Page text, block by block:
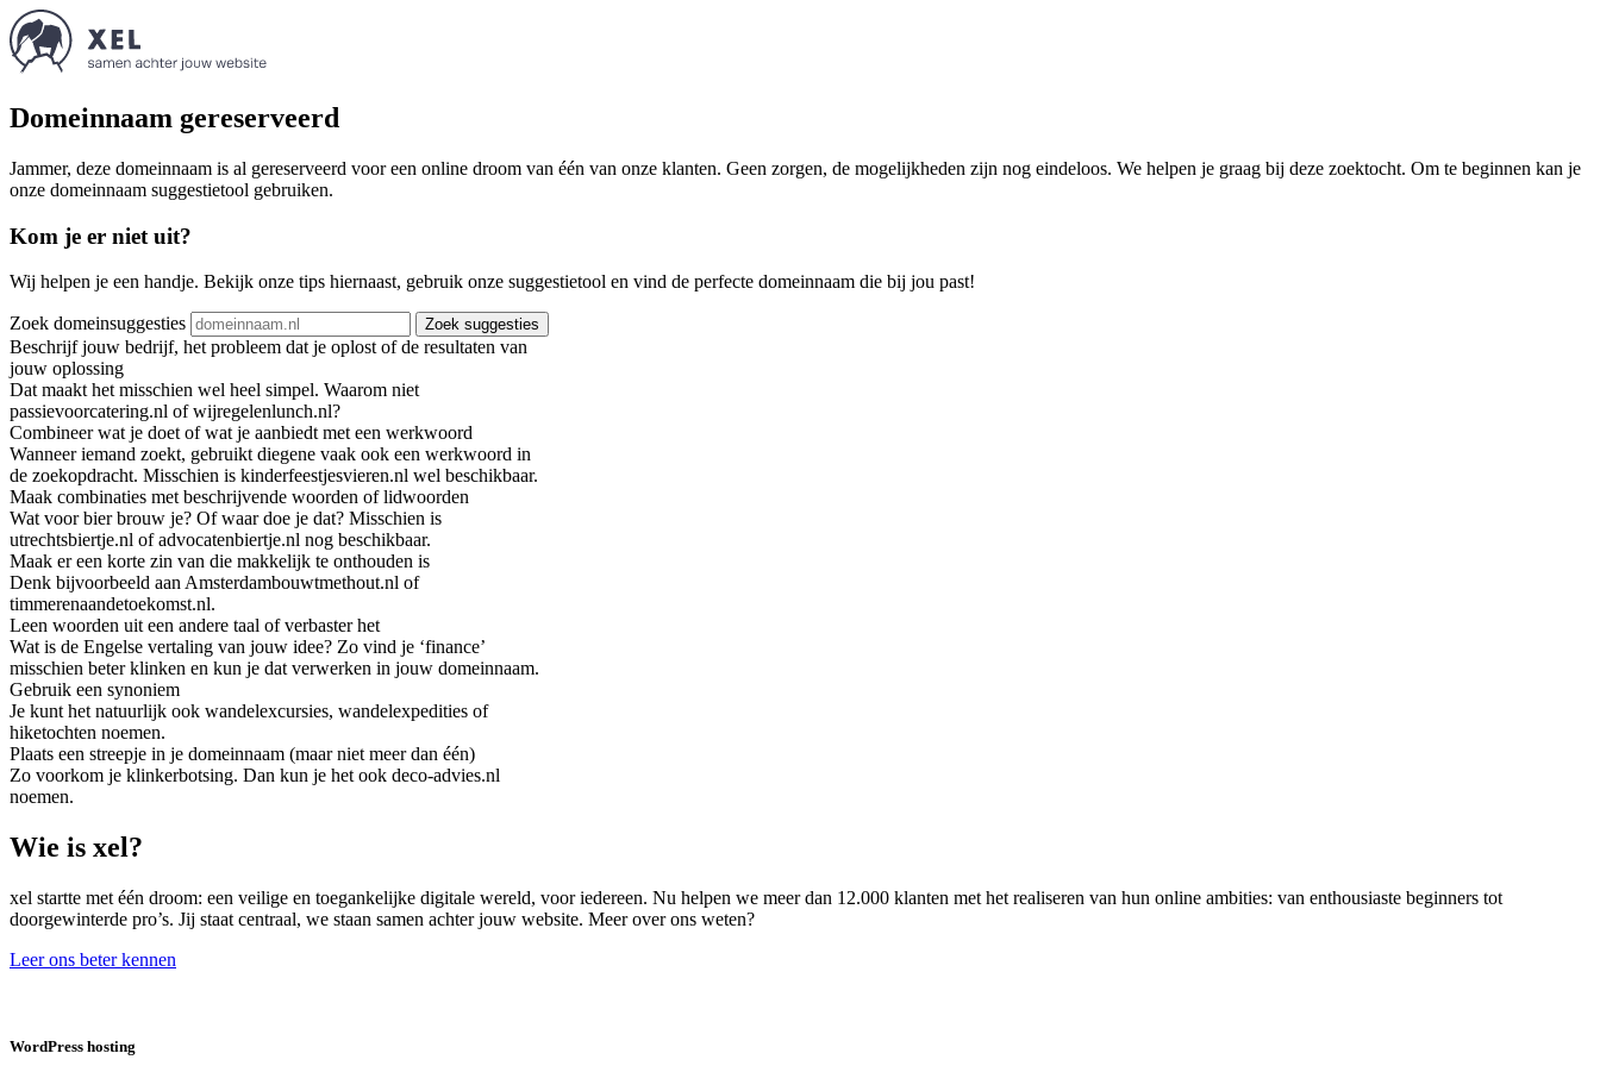
Domeinnaam gereserveerd
Jammer, deze domeinnaam is al gereserveerd voor een online droom van één van onze klanten. Geen zorgen, de mogelijkheden zijn nog eindeloos. We helpen je graag bij deze zoektocht. Om te beginnen kan je
onze domeinnaam suggestietool gebruiken.
Kom je er niet uit?
Wij helpen je een handje. Bekijk onze tips hiernaast, gebruik onze suggestietool en vind de perfecte domeinnaam die bij jou past!
Zoek domeinsuggesties Zoek suggesties
Beschrijf jouw bedrijf, het probleem dat je oplost of de resultaten van
jouw oplossing
Dat maakt het misschien wel heel simpel. Waarom niet
passievoorcatering.nl of wijregelenlunch.nl?
Combineer wat je doet of wat je aanbiedt met een werkwoord
Wanneer iemand zoekt, gebruikt diegene vaak ook een werkwoord in
de zoekopdracht. Misschien is kinderfeestjesvieren.nl wel beschikbaar.
Maak combinaties met beschrijvende woorden of lidwoorden
Wat voor bier brouw je? Of waar doe je dat? Misschien is
utrechtsbiertje.nl of advocatenbiertje.nl nog beschikbaar.
Maak er een korte zin van die makkelijk te onthouden is
Denk bijvoorbeeld aan Amsterdambouwtmethout.nl of
timmerenaandetoekomst.nl.
Leen woorden uit een andere taal of verbaster het
Wat is de Engelse vertaling van jouw idee? Zo vind je ‘finance’
misschien beter klinken en kun je dat verwerken in jouw domeinnaam.
Gebruik een synoniem
Je kunt het natuurlijk ook wandelexcursies, wandelexpedities of
hiketochten noemen.
Plaats een streepje in je domeinnaam (maar niet meer dan één)
Zo voorkom je klinkerbotsing. Dan kun je het ook deco-advies.nl
noemen.
Wie is xel?
xel startte met één droom: een veilige en toegankelijke digitale wereld, voor iedereen. Nu helpen we meer dan 12.000 klanten met het realiseren van hun online ambities: van enthousiaste beginners tot
doorgewinterde pro’s. Jij staat centraal, we staan samen achter jouw website. Meer over ons weten?
Leer ons beter kennen
WordPress hosting